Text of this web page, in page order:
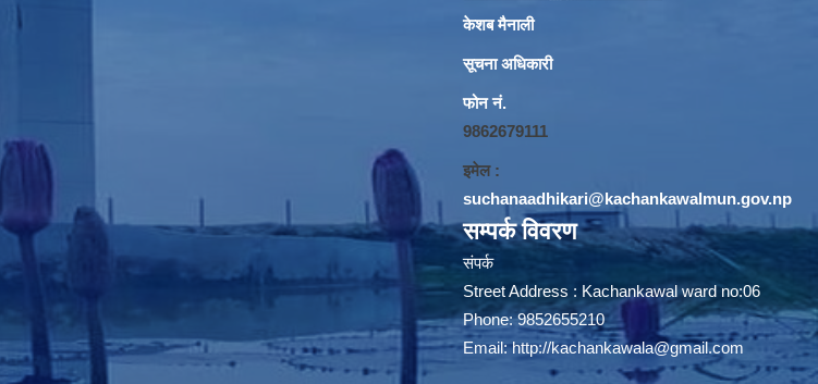
केशब मैनाली
सूचना अधिकारी
फोन नं.
9862679111
इमेल :
suchanaadhikari@kachankawalmun.gov.np
सम्पर्क विवरण
संपर्क
Street Address : Kachankawal ward no:06
Phone: 9852655210
Email:http://kachankawala@gmail.com